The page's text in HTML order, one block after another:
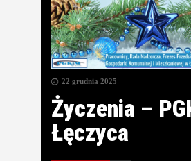
22 grudnia 2025
Życzenia –
Łęczyca